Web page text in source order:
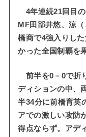
4年連続21回目の
MF田部井悠、涼
橋商で4強入りし
かった全国制覇を
前半を0－0で折
ディションの中、
半34分に前橋育英
アでの激しい攻防
得点ならず。アデ